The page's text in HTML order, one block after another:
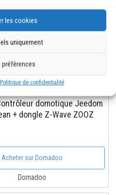
les cookies
uniquement
préférences
Politique de confidentialité
domotique Jeedom
+ dongle Z-Wave ZOOZ
Acheter sur Domadoo
Domadoo